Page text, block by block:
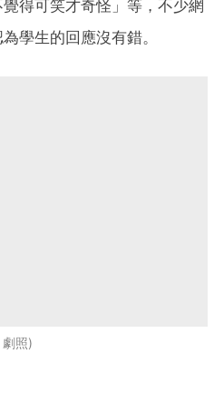
得可笑才奇怪」等，不少網
學生的回應沒有錯。
照